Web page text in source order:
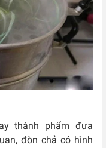
thành phẩm đưa
đòn chả có hình